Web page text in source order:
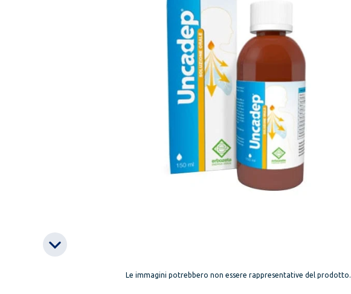
Le immagini potrebbero non essere rappresentative del prodotto.